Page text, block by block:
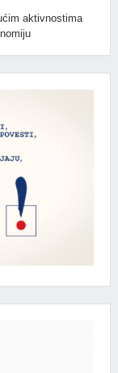
aktivnostima